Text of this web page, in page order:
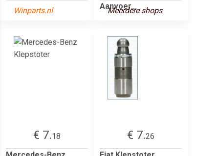
Winparts.nl
Aanvoer...
Meerdere shops
€ 7.18
€ 7.26